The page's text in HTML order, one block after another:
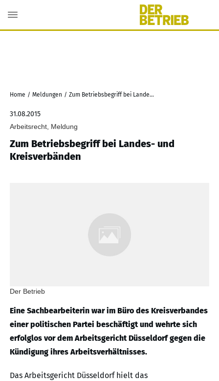
Home / Meldungen / Zum Betriebsbegriff bei Landes- und Kreisverbänden
31.08.2015
Arbeitsrecht, Meldung
Zum Betriebsbegriff bei Landes- und
Kreisverbänden
Der Betrieb
Eine Sachbearbeiterin war im Büro des Kreisverbandes
einer politischen Partei beschäftigt und wehrte sich
erfolglos vor dem Arbeitsgericht Düsseldorf gegen die
Kündigung ihres Arbeitsverhältnisses.
Das Arbeitsgericht Düsseldorf hielt das